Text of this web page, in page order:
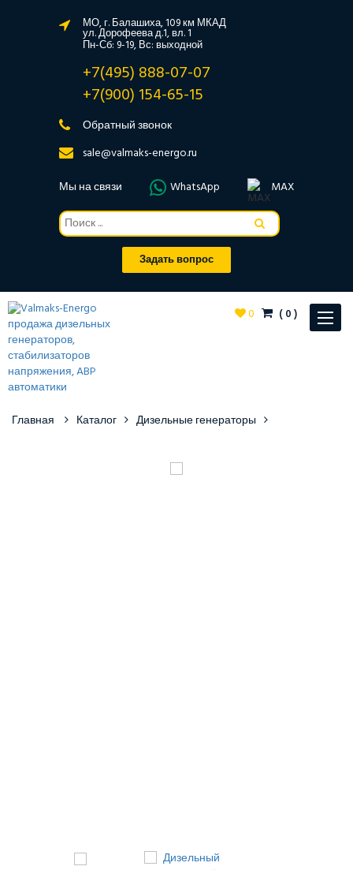
МО, г. Балашиха, 109 км МКАД
ул. Дорофеева д.1, вл. 1
Пн-Сб: 9-19, Вс: выходной
+7(495) 888-07-07
+7(900) 154-65-15
Обратный звонок
sale@valmaks-energo.ru
Мы на связи
WhatsApp MAX
Задать вопрос
Toggle
0 (0)
Главная Каталог Дизельные генераторы